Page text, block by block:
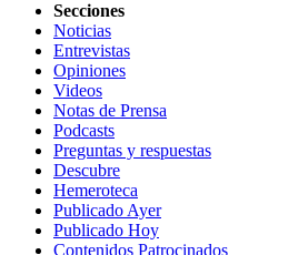
Secciones
Noticias
Entrevistas
Opiniones
Videos
Notas de Prensa
Podcasts
Preguntas y respuestas
Descubre
Hemeroteca
Publicado Ayer
Publicado Hoy
Contenidos Patrocinados